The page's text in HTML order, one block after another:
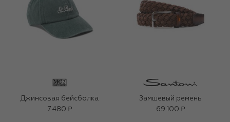
Джинсовая бейсболка
7 480 ₽
Замшевый ремень
69 100 ₽